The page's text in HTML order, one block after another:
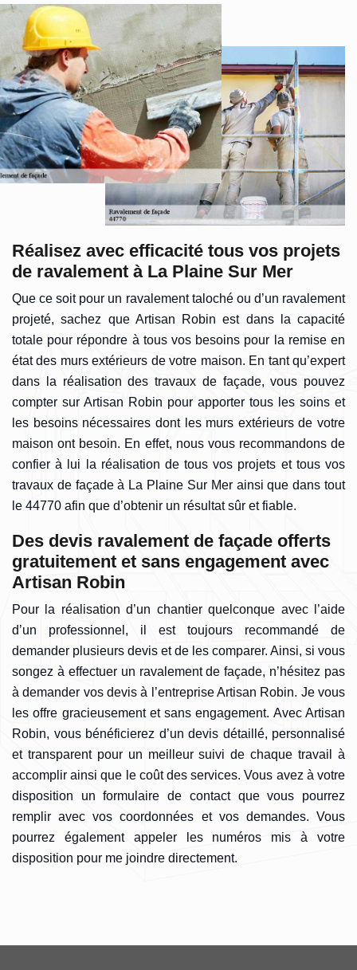
Réalisez avec efficacité tous vos projets
de ravalement à La Plaine Sur Mer
Que ce soit pour un ravalement taloché ou d’un ravalement
projeté, sachez que Artisan Robin est dans la capacité
totale pour répondre à tous vos besoins pour la remise en
état des murs extérieurs de votre maison. En tant qu’expert
dans la réalisation des travaux de façade, vous pouvez
compter sur Artisan Robin pour apporter tous les soins et
les besoins nécessaires dont les murs extérieurs de votre
maison ont besoin. En effet, nous vous recommandons de
confier à lui la réalisation de tous vos projets et tous vos
travaux de façade à La Plaine Sur Mer ainsi que dans tout
le 44770 afin que d’obtenir un résultat sûr et fiable.
Des devis ravalement de façade offerts
gratuitement et sans engagement avec
Artisan Robin
Pour la réalisation d’un chantier quelconque avec l’aide
d’un professionnel, il est toujours recommandé de
demander plusieurs devis et de les comparer. Ainsi, si vous
songez à effectuer un ravalement de façade, n’hésitez pas
à demander vos devis à l’entreprise Artisan Robin. Je vous
les offre gracieusement et sans engagement. Avec Artisan
Robin, vous bénéficierez d’un devis détaillé, personnalisé
et transparent pour un meilleur suivi de chaque travail à
accomplir ainsi que le coût des services. Vous avez à votre
disposition un formulaire de contact que vous pourrez
remplir avec vos coordonnées et vos demandes. Vous
pourrez également appeler les numéros mis à votre
disposition pour me joindre directement.